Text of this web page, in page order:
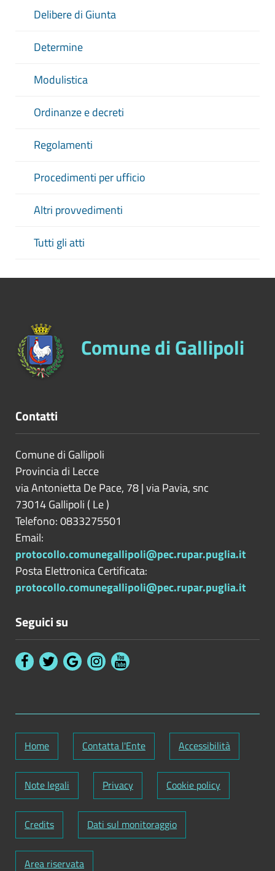
Delibere di Giunta
Determine
Modulistica
Ordinanze e decreti
Regolamenti
Procedimenti per ufficio
Altri provvedimenti
Tutti gli atti
Comune di Gallipoli
Contatti
Comune di Gallipoli
Provincia di Lecce
via Antonietta De Pace, 78 | via Pavia, snc
73014Gallipoli ( Le)
Telefono: 0833275501
Email:
protocollo.comunegallipoli@pec.rupar.puglia.it
Posta Elettronica Certificata:
protocollo.comunegallipoli@pec.rupar.puglia.it
Seguici su
Home Contatta l'Ente Accessibilità
Note legali Privacy Cookie policy
Credits Dati sul monitoraggio
Area riservata